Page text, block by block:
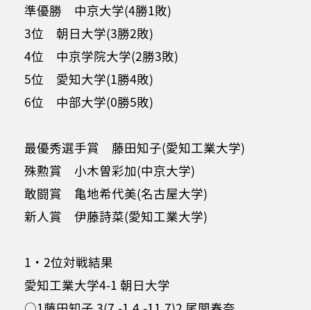
準優勝 中京大学(4勝1敗)
3位 朝日大学(3勝2敗)
4位 中京学院大学(2勝3敗)
5位 愛知大学(1勝4敗)
6位 中部大学(0勝5敗)
最優秀選手賞 藤田知子(愛知工業大学)
殊勲賞 小木曽彩加(中京大学)
敢闘賞 亀地希代美(名古屋大学)
新人賞 伊藤詩菜(愛知工業大学)
1・2位対戦結果
愛知工業大学4-1 朝日大学